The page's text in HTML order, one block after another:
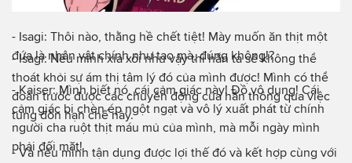
- Isagi: Nếu mình xỉa xói như vậy thì hắn ta sẽ không thể
thoát khỏi sự ám thị tâm lý đó của mình được! Mình có thể
đoán trước được các chuyển động của hắn thông qua việc
tung đòn hạn chế này.
- Và nếu mình tận dụng được lợi thế đó và kết hợp cùng với
- Isagi: Thôi nào, thằng hề chết tiệt! Mày muốn ăn thịt một
đứa là nhân vật chính như tao mà, đúng không!?
- Kaiser: Mình biết nó, cái cảm giác này! Đồ vô dụng! Cái
cảm giác bị chèn ép ngột ngạt và vô lý xuất phát từ chính
người cha ruột thịt máu mủ của mình, mà mỗi ngày mình
phải đối mặt!